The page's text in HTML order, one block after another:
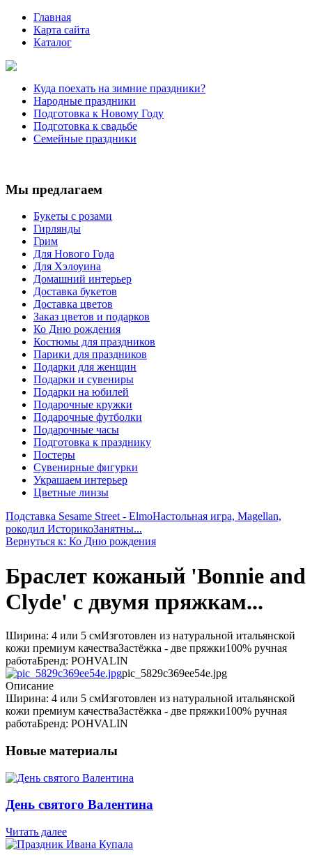
Главная
Карта сайта
Каталог
Куда поехать на зимние праздники?
Народные праздники
Подготовка к Новому Году
Подготовка к свадьбе
Семейные праздники
Мы предлагаем
Букеты с розами
Гирлянды
Грим
Для Нового Года
Для Хэлоуина
Домашний интерьер
Доставка букетов
Доставка цветов
Заказ цветов и подарков
Ко Дню рождения
Костюмы для праздников
Парики для праздников
Подарки для женщин
Подарки и сувениры
Подарки на юбилей
Подарочные кружки
Подарочные футболки
Подарочные часы
Подготовка к празднику
Постеры
Сувенирные фигурки
Украшаем интерьер
Цветные линзы
Подставка Sesame Street - ElmoНастольная игра, Magellan,
рокодил ИсторикоЗанятны...
Вернуться к: Ко Дню рождения
Браслет кожаный 'Bonnie and
Clyde' с двумя пряжкам...
Ширина: 4 или 5 смИзготовлен из натуральной итальянской
кожи премиум качестваЗастёжка - две пряжки100% ручная
работаБренд: POHVALIN
pic_5829c369ee54e.jpg
Описание
Ширина: 4 или 5 смИзготовлен из натуральной итальянской
кожи премиум качестваЗастёжка - две пряжки100% ручная
работаБренд: POHVALIN
Новые материалы
День святого Валентина
Читать далее